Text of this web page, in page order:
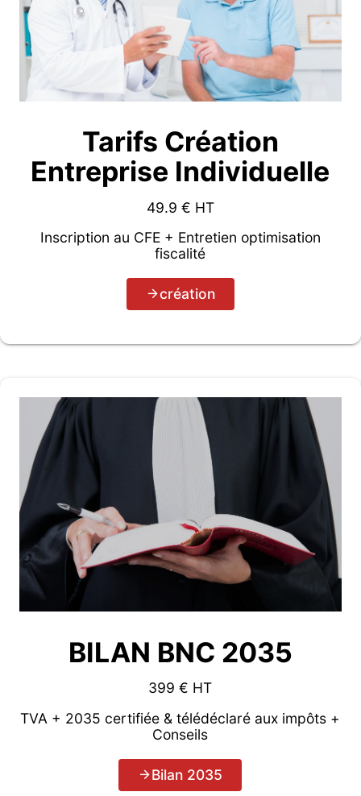
Tarifs Création
Entreprise Individuelle
49.9 € HT
Inscription au CFE + Entretien optimisation
fiscalité
création
BILAN BNC 2035
399 € HT
TVA + 2035 certifiée & télédéclaré aux impôts +
Conseils
Bilan 2035